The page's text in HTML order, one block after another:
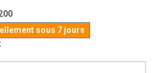
sous 7 jours